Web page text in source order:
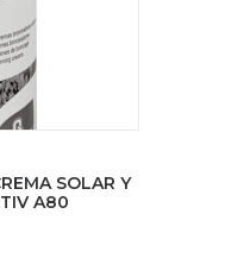
SOLAR Y
A80